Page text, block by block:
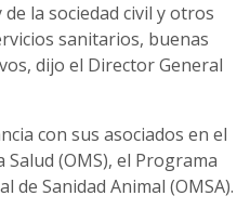
la sociedad civil y otros
sanitarios, buenas
dijo el Director General
con sus asociados en el
(OMS), el Programa
de Sanidad Animal (OMSA).